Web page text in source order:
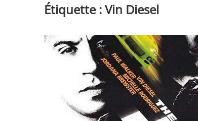
Étiquette :Vin Diesel